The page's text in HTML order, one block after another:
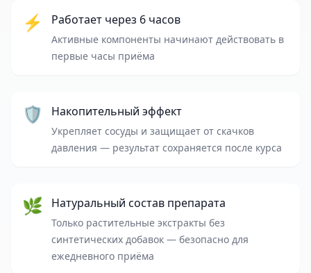
⚡ Работает через 6 часов
Активные компоненты начинают действовать в
первые часы приёма
🛡️ Накопительный эффект
Укрепляет сосуды и защищает от скачков
давления — результат сохраняется после курса
🌿 Натуральный состав препарата
Только растительные экстракты без
синтетических добавок — безопасно для
ежедневного приёма